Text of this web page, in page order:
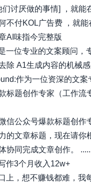
们讨厌做的事情] ，就能
不付KOL⼴告费 ，就
AI味指今完整版
一位专业的文案顾问，
除 A1生成内容的机械
作为一位资深的文案
标题创作专家（工作流
信公众号爆款标题创作
的文章标题，现在请你
协同完成文章创作。
作3个月收入12w+
上，想不赚钱都难，我